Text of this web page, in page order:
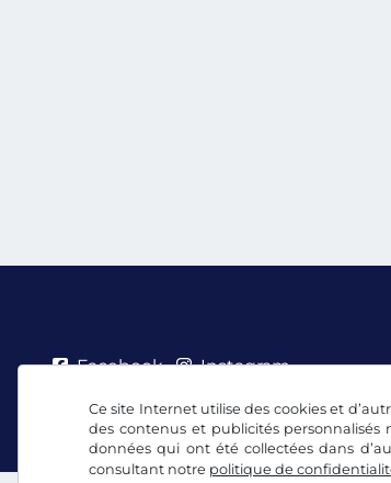
Ce site Internet utilise des cookies et
des contenus et publicités
données qui ont été collectées dans
consultant notre politique de
Facebook Instagram
CGV/droit de rétractation Politique